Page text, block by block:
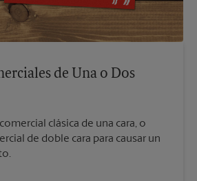
de Una o Dos
clásica de una cara, o
de doble cara para causar un